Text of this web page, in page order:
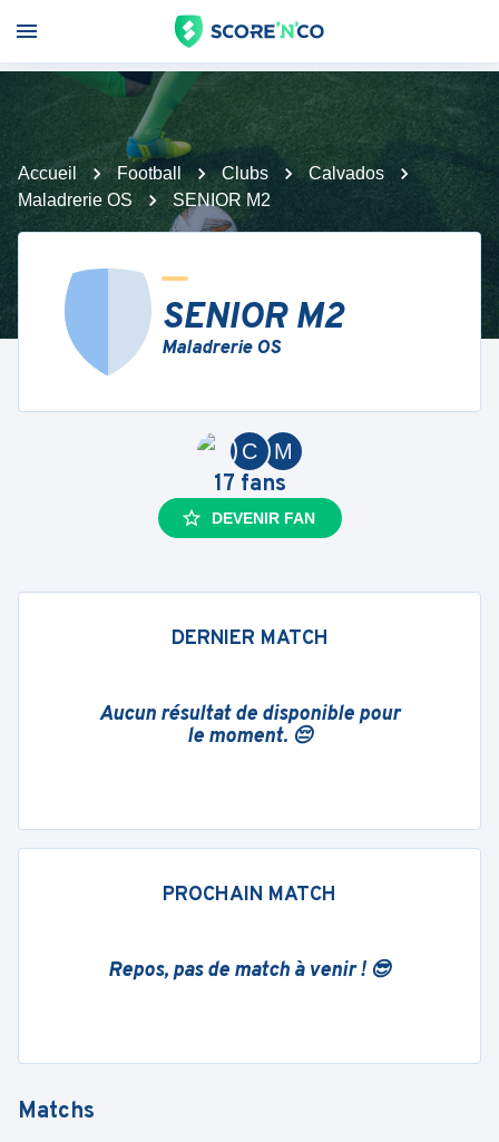
Accueil Football Clubs
Calvados
Maladrerie OS
SENIOR M2
SENIOR M2
Maladrerie OS
M
C
17 fans
DEVENIR FAN
DERNIER MATCH
Aucun résultat de disponible pour
le moment. 😔
PROCHAIN MATCH
Repos, pas de match à venir ! 😎
Matchs